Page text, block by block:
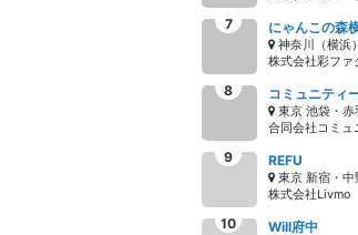
にゃんこの森
神奈川（横浜）
株式会社彩ファ
コミュニティ
東京 池袋・赤
合同会社コミュ
REFU
東京 新宿・中
株式会社Livmo
Will府中